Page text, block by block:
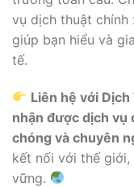
vụ dịch thuật chính
giúp bạn hiểu và
tế.
Liên hệ với
nhận được dịch vụ
chóng và chuyên
kết nối với thế
vững.